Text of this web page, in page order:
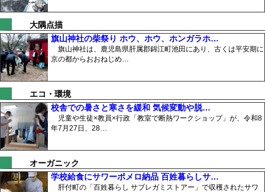
大隅点描
旗山神社の柴祭り ホウ、ホウ、ホンガラホ…
旗山神社は、鹿児島県肝属郡錦江町池田にあり、古くは平安期に
京の都からおおねじめ…
エコ・環境
校舎での暑さと寒さを緩和 気候変動や脱…
児童や生徒×教員×行政「教室で断熱ワークショップ」が、令和8
年7月27日、28…
オーガニック
学校給食にサワーポメロ納品 百姓暮らしサ…
肝付町の「百姓暮らし サブレガミストアー」で収穫されたサワ